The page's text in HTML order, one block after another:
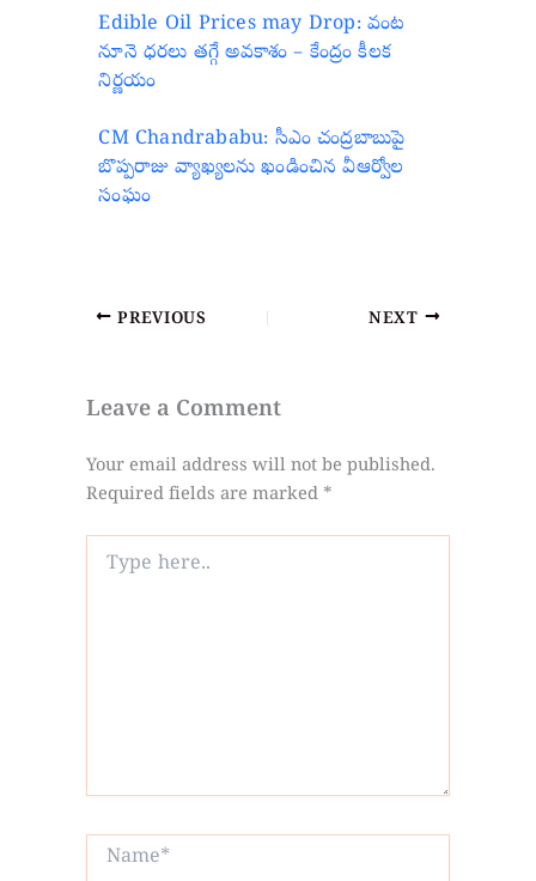
Edible Oil Prices may Drop: వంట
నూనె ధరలు తగ్గే అవకాశం – కేంద్రం కీలక
నిర్ణయం
CM Chandrababu: సీఎం చంద్రబాబుపై
బొప్పరాజు వ్యాఖ్యలను ఖండించిన వీఆర్వోల
సంఘం
PREVIOUS NEXT
Leave a Comment
Your email address will not be published.
Required fields are marked *
here..
Name*